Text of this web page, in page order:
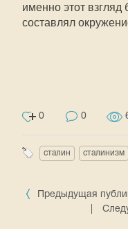
именно этот взгляд
составлял
0 0
сталин сталинизм
Предыдущая